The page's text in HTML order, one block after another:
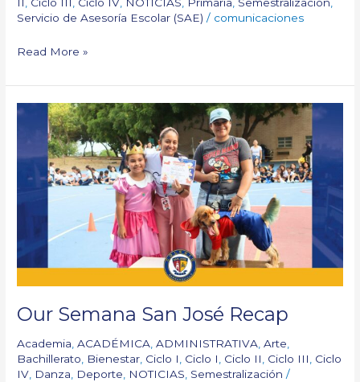
Servicio de Asesoría Escolar (SAE) / comunicaciones
Read More »
Our Semana San José Recap
Academia,ACADÉMICA,ADMINISTRATIVA,Arte,
Bachillerato, Bienestar, Ciclo I, Ciclo I, Ciclo II, Ciclo III, Ciclo
IV, Danza, Deporte, NOTICIAS, Semestralización /
Our
Semana
Recap